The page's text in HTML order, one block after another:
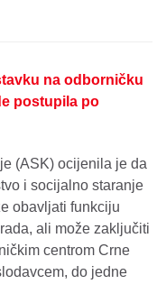
na odborničku
postupila po
(ASK) ocijenila je da
i socijalno staranje
obavljati funkciju
ali može zaključiti
centrom Crne
do jedne